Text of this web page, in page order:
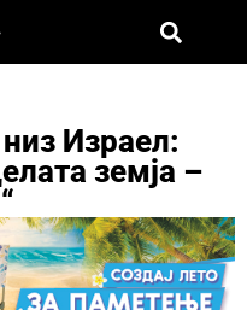
Израел:
земја –